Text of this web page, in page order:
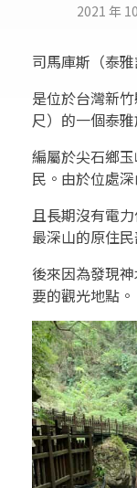
2021 年
司馬庫斯（泰
是位於台灣新
尺）的一個泰雅
編屬於尖石鄉
民。由於位處深
且長期沒有電
最深山的原住民
後來因為發現
要的觀光地點。